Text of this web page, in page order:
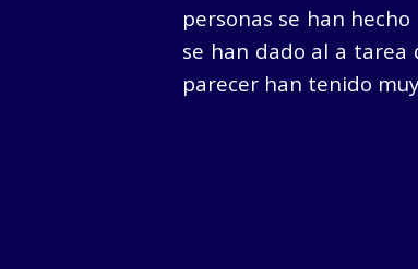
personas se han
se han dado al a tarea
parecer han tenido